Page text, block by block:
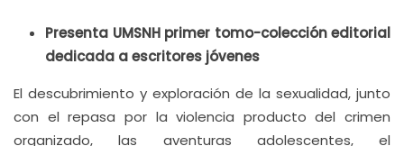
Presenta UMSNH primer tomo-colección editorial
dedicada a escritores jóvenes
El descubrimiento y exploración de la sexualidad, junto
con el repasa por la violencia producto del crimen
organizado, las aventuras adolescentes, el